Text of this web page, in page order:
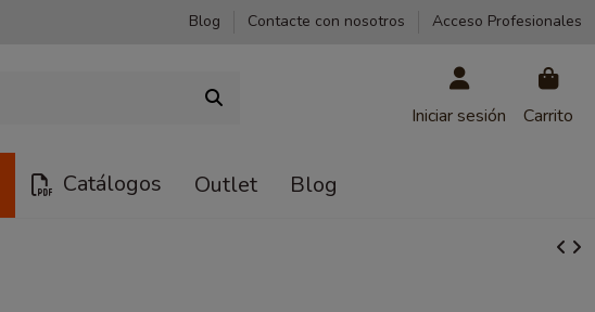
Blog Contacte con nosotros Acceso Profesionales
Iniciar sesión Carrito
Catálogos Outlet Blog